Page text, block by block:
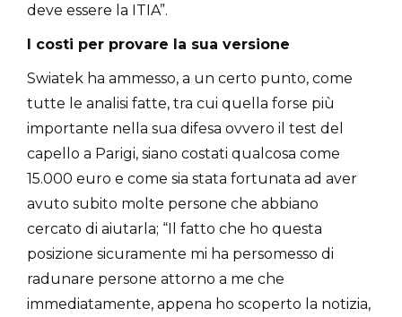
deve essere la ITIA”.
I costi per provare la sua versione
Swiatek ha ammesso, a un certo punto, come
tutte le analisi fatte, tra cui quella forse più
importante nella sua difesa ovvero il test del
capello a Parigi, siano costati qualcosa come
15.000 euro e come sia stata fortunata ad aver
avuto subito molte persone che abbiano
cercato di aiutarla; “Il fatto che ho questa
posizione sicuramente mi ha persomesso di
radunare persone attorno a me che
immediatamente, appena ho scoperto la notizia,